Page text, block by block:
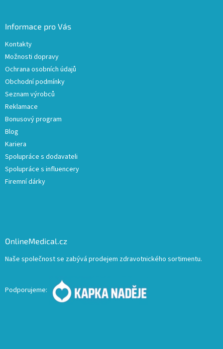
Informace pro Vás
Kontakty
Možnosti dopravy
Ochrana osobních údajů
Obchodní podmínky
Seznam výrobců
Reklamace
Bonusový program
Blog
Kariera
Spolupráce s dodavateli
Spolupráce s influencery
Firemní dárky
OnlineMedical.cz
Naše společnost se zabývá prodejem zdravotnického sortimentu.
Podporujeme: